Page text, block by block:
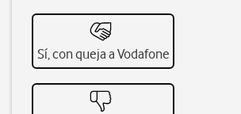
Sí, con queja a Vodafone